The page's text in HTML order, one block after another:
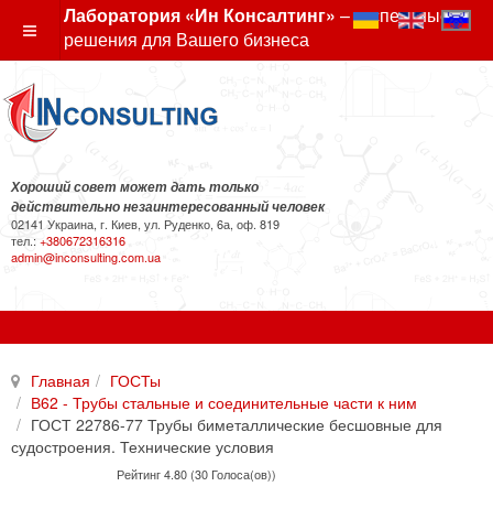
Лаборатория «Ин Консалтинг» – экспертные
решения для Вашего бизнеса
Хороший совет может дать только
действительно незаинтересованный человек
02141 Украина, г. Киев, ул. Руденко, 6а, оф. 819
тел.: +380672316316
admin@inconsulting.com.ua
Главная
ГОСТы
В62 - Трубы стальные и соединительные части к ним
ГОСТ 22786-77 Трубы биметаллические бесшовные для
судостроения. Технические условия
Рейтинг 4.80 (30 Голоса(ов))